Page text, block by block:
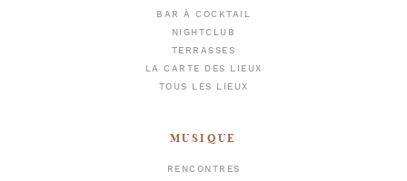
BAR À COCKTAIL
NIGHTCLUB
TERRASSES
LA CARTE DES LIEUX
TOUS LES LIEUX
MUSIQUE
RENCONTRES